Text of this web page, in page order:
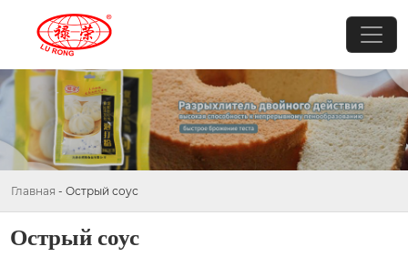
Главная - Острый соус
Острый соус